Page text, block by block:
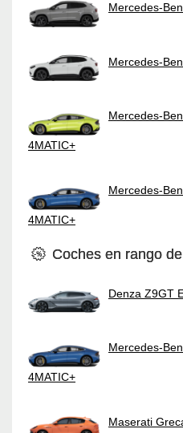
Mercedes-
Mercedes-
Mercedes-
4MATIC+
Mercedes-
4MATIC+
Coches en rango
Denza Z9GT
Mercedes-
4MATIC+
Maserati